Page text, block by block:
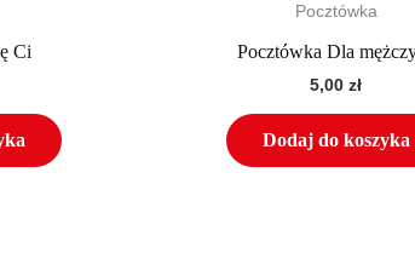
Ci
Pocztówka
Pocztówka Dla
5,00zł
Dodaj do koszyka